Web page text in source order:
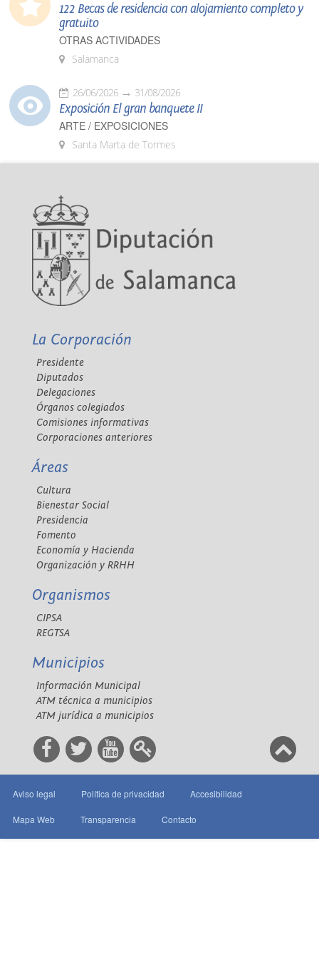
122 Becas de residencia con alojamiento completo y
gratuito
OTRAS ACTIVIDADES
Salamanca
26/06/2026 31/08/2026
Exposición El gran banquete II
ARTE / EXPOSICIONES
Santa Marta de Tormes
La Corporación
Presidente
Diputados
Delegaciones
Órganos colegiados
Comisiones informativas
Corporaciones anteriores
Áreas
Cultura
Bienestar Social
Presidencia
Fomento
Economía y Hacienda
Organización y RRHH
Organismos
CIPSA
REGTSA
Municipios
Información Municipal
ATM técnica a municipios
ATM jurídica a municipios
Aviso legal Política de privacidad Accesibilidad
Mapa Web Transparencia Contacto